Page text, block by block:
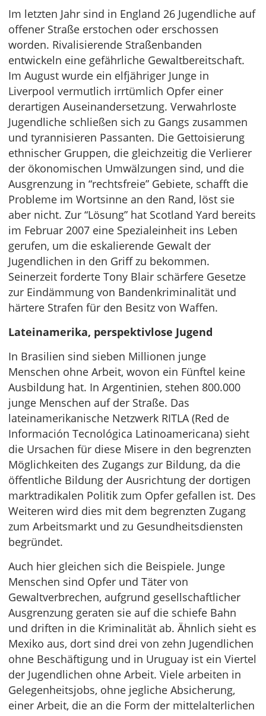
Im letzten Jahr sind in England 26 Jugendliche auf
offener Straße erstochen oder erschossen
worden. Rivalisierende Straßenbanden
entwickeln eine gefährliche Gewaltbereitschaft.
Im August wurde ein elfjähriger Junge in
Liverpool vermutlich irrtümlich Opfer einer
derartigen Auseinandersetzung. Verwahrloste
Jugendliche schließen sich zu Gangs zusammen
und tyrannisieren Passanten. Die Gettoisierung
ethnischer Gruppen, die gleichzeitig die Verlierer
der ökonomischen Umwälzungen sind, und die
Ausgrenzung in “rechtsfreie” Gebiete, schafft die
Probleme im Wortsinne an den Rand, löst sie
aber nicht. Zur “Lösung” hat Scotland Yard bereits
im Februar 2007 eine Spezialeinheit ins Leben
gerufen, um die eskalierende Gewalt der
Jugendlichen in den Griff zu bekommen.
Seinerzeit forderte Tony Blair schärfere Gesetze
zur Eindämmung von Bandenkriminalität und
härtere Strafen für den Besitz von Waffen.
Lateinamerika, perspektivlose Jugend
In Brasilien sind sieben Millionen junge
Menschen ohne Arbeit, wovon ein Fünftel keine
Ausbildung hat. In Argentinien, stehen 800.000
junge Menschen auf der Straße. Das
lateinamerikanische Netzwerk RITLA (Red de
Información Tecnológica Latinoamericana) sieht
die Ursachen für diese Misere in den begrenzten
Möglichkeiten des Zugangs zur Bildung, da die
öffentliche Bildung der Ausrichtung der dortigen
marktradikalen Politik zum Opfer gefallen ist. Des
Weiteren wird dies mit dem begrenzten Zugang
zum Arbeitsmarkt und zu Gesundheitsdiensten
begründet.
Auch hier gleichen sich die Beispiele. Junge
Menschen sind Opfer und Täter von
Gewaltverbrechen, aufgrund gesellschaftlicher
Ausgrenzung geraten sie auf die schiefe Bahn
und driften in die Kriminalität ab. Ähnlich sieht es
Mexiko aus, dort sind drei von zehn Jugendlichen
ohne Beschäftigung und in Uruguay ist ein Viertel
der Jugendlichen ohne Arbeit. Viele arbeiten in
Gelegenheitsjobs, ohne jegliche Absicherung,
einer Arbeit, die an die Form der mittelalterlichen